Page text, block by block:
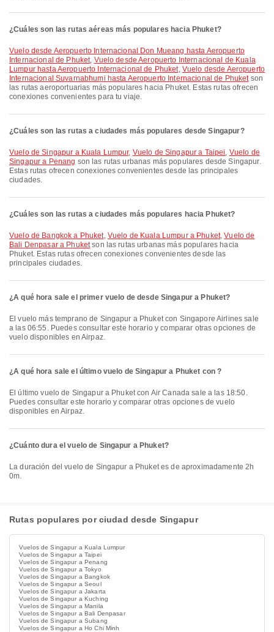
¿Cuáles son las rutas aéreas más populares hacia Phuket?
Vuelo desde Aeropuerto Internacional Don Mueang hasta Aeropuerto
Internacional de Phuket, Vuelo desde Aeropuerto Internacional de Kuala
Lumpur hasta Aeropuerto Internacional de Phuket, Vuelo desde Aeropuerto
Internacional Suvarnabhumi hasta Aeropuerto Internacional de Phuketson
las rutas aeroportuarias más populares hacia Phuket. Estas rutas ofrecen
conexiones convenientes para tu viaje.
¿Cuáles son las rutas a ciudades más populares desde Singapur?
Vuelo de Singapur a Kuala Lumpur, Vuelo de Singapur a Taipei, Vuelo de
Singapur a Penang son las rutas urbanas más populares desde Singapur.
Estas rutas ofrecen conexiones convenientes desde las principales
ciudades.
¿Cuáles son las rutas a ciudades más populares hacia Phuket?
Vuelo de Bangkok a Phuket, Vuelo de Kuala Lumpur a Phuket,Vuelo de
Bali Denpasar a Phuketson las rutas urbanas más populares hacia
Phuket. Estas rutas ofrecen conexiones convenientes desde las
principales ciudades.
¿A qué hora sale el primer vuelo de desde Singapur a Phuket?
El vuelo más temprano de Singapur a Phuket con Singapore Airlines sale
a las 06:55. Puedes consultar este horario y comparar otras opciones de
vuelo disponibles en Airpaz.
¿A qué hora sale el último vuelo de Singapur a Phuket con ?
El último vuelo de Singapur a Phuket con Air Canada sale a las 18:50.
Puedes consultar este horario y comparar otras opciones de vuelo
disponibles en Airpaz.
¿Cuánto dura el vuelo de Singapur a Phuket?
La duración del vuelo de Singapur a Phuket es de aproximadamente 2h
0m.
Rutas populares por ciudad desde Singapur
Vuelos de Singapur a Kuala Lumpur
Vuelos de Singapur a Taipei
Vuelos de Singapur a Penang
Vuelos de Singapur a Tokyo
Vuelos de Singapur a Bangkok
Vuelos de Singapur a Seoul
Vuelos de Singapur a Jakarta
Vuelos de Singapur a Kuching
Vuelos de Singapur a Manila
Vuelos de Singapur a Bali Denpasar
Vuelos de Singapur a Subang
Vuelos de Singapur a Ho Chi Minh